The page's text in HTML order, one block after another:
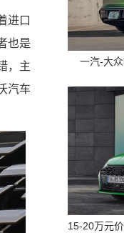
进口
也是
，主
汽车
一汽-大